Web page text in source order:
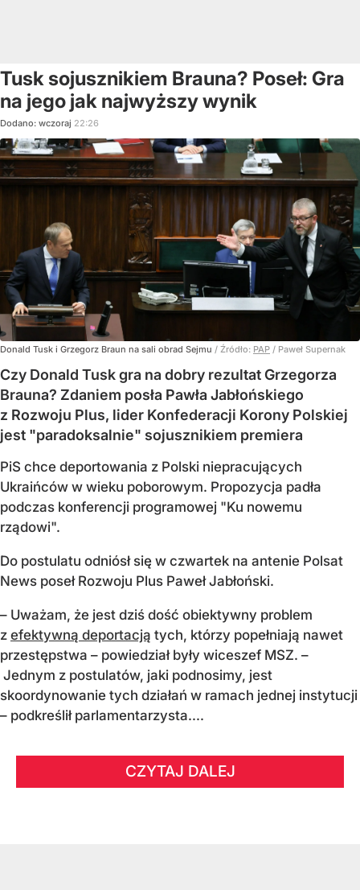
Tusk sojusznikiem Brauna? Poseł: Gra
na jego jak najwyższy wynik
Dodano: wczoraj 22:26
Donald Tusk i Grzegorz Braun na sali obrad Sejmu / Źródło: PAP / Paweł Supernak
Czy Donald Tusk gra na dobry rezultat Grzegorza
Brauna? Zdaniem posła Pawła Jabłońskiego
z Rozwoju Plus, lider Konfederacji Korony Polskiej
jest "paradoksalnie" sojusznikiem premiera
PiS chce deportowania z Polski niepracujących
Ukraińców w wieku poborowym. Propozycja padła
podczas konferencji programowej "Ku nowemu
rządowi".
Do postulatu odniósł się w czwartek na antenie Polsat
News poseł Rozwoju Plus Paweł Jabłoński.
– Uważam, że jest dziś dość obiektywny problem
z efektywną deportacją tych, którzy popełniają nawet
przestępstwa – powiedział były wiceszef MSZ. –
Jednym z postulatów, jaki podnosimy, jest
skoordynowanie tych działań w ramach jednej instytucji
– podkreślił parlamentarzysta....
CZYTAJ DALEJ